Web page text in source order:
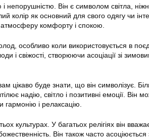
непорушністю. Він є символом світла,
колір як основний для свого одягу чи
атмосферу комфорту і спокою.
особливо коли використовується в
і свіжості, створюючи асоціації зі
цікаво буде знати, що він символізує.
надію, світло і позитивні емоції. Він
гармонію і релаксацію.
культурах. У багатьох релігіях він
Він також часто асоціюється